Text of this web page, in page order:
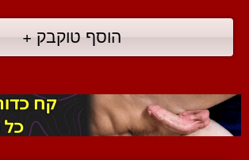
הוסף טוקבק +